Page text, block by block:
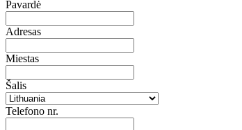
Pavardė
Adresas
Miestas
Šalis
Telefono nr.